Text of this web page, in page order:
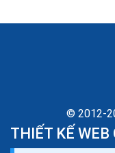
© 2012-
THIẾT KẾ